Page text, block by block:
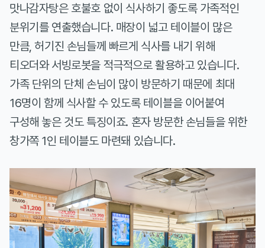
맛나감자탕은 호불호 없이 식사하기 좋도록 가족적인
분위기를 연출했습니다. 매장이 넓고 테이블이 많은
만큼, 허기진 손님들께 빠르게 식사를 내기 위해
티오더와 서빙로봇을 적극적으로 활용하고 있습니다.
가족 단위의 단체 손님이 많이 방문하기 때문에 최대
16명이 함께 식사할 수 있도록 테이블을 이어붙여
구성해 놓은 것도 특징이죠. 혼자 방문한 손님들을 위한
창가쪽 1인 테이블도 마련돼 있습니다.